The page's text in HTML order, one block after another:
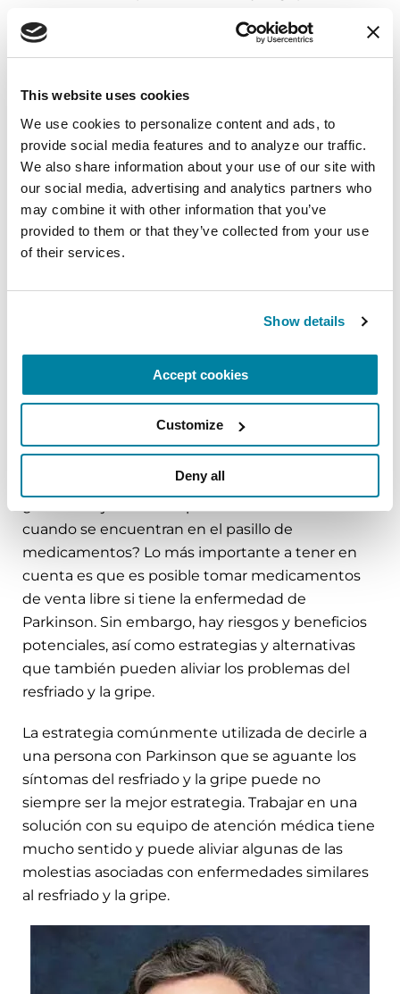
This website uses cookies
We use cookies to personalize content and ads, to
provide social media features and to analyze our traffic.
We also share information about your use of our site with
our social media, advertising and analytics partners who
may combine it with other information that you’ve
provided to them or that they’ve collected from your use
of their services.
Show details
Accept cookies
Customize
Deny all
Estos son algunos de los consejos
Trate sólo los síntomas que tenga y sea
cauteloso con los productos multi-síntomas.
Conozca su dosis y no tome de más.
Conozca sus riesgos para la salud (por ejemplo,
los descongestionantes pueden causar picos
de presión arterial, especialmente si tiene
medicamentos con ingredientes similares.
Considere probar alternativas (descanso,
líquidos, aerosoles nasales salinos, gárgaras de
cuando se encuentran en el pasillo de
medicamentos? Lo más importante a tener en
cuenta es que es posible tomar medicamentos
de venta libre si tiene la enfermedad de
Parkinson. Sin embargo, hay riesgos y beneficios
potenciales, así como estrategias y alternativas
que también pueden aliviar los problemas del
resfriado y la gripe.
La estrategia comúnmente utilizada de decirle a
una persona con Parkinson que se aguante los
síntomas del resfriado y la gripe puede no
siempre ser la mejor estrategia. Trabajar en una
solución con su equipo de atención médica tiene
mucho sentido y puede aliviar algunas de las
molestias asociadas con enfermedades similares
al resfriado y la gripe.